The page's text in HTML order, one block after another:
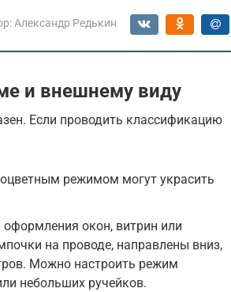
Александр Редькин
и внешнему виду
Если проводить классификацию
режимом могут украсить
окон, витрин или
на проводе, направлены вниз,
Можно настроить режим
небольших ручейков.